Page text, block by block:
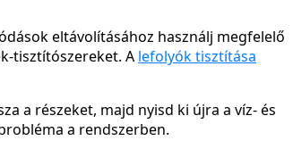
eltávolításához használj megfelelő
tisztítószereket. A lefolyók tisztítása
a részeket, majd nyisd ki újra a víz- és
a rendszerben.